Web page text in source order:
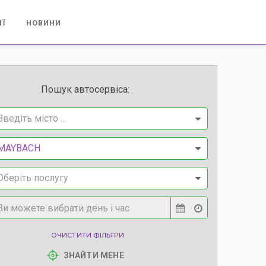
НОВИНИ
Пошук автосервіса:
місто ...
послугу
ОЧИСТИТИ ФІЛЬТРИ
ЗНАЙТИ МЕНЕ